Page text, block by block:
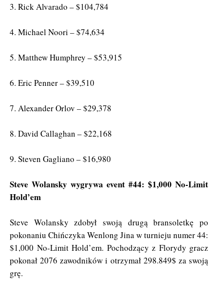
3. Rick Alvarado – $104,784
4. Michael Noori – $74,634
5. Matthew Humphrey – $53,915
6. Eric Penner – $39,510
7. Alexander Orlov – $29,378
8. David Callaghan – $22,168
9. Steven Gagliano – $16,980
Steve Wolansky wygrywa event #44: $1,000 No-Limit
Hold’em
Steve Wolansky zdobył swoją drugą bransoletkę po
pokonaniu Chińczyka Wenlong Jina w turnieju numer 44:
$1,000 No-Limit Hold’em. Pochodzący z Florydy gracz
pokonał 2076 zawodników i otrzymał 298.849$ za swoją
grę.